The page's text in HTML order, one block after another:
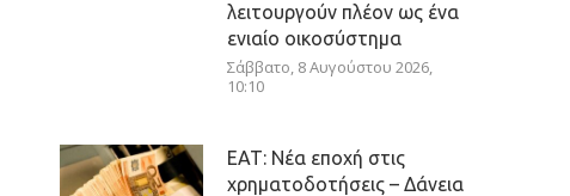
λειτουργούν πλέον ως ένα
ενιαίο οικοσύστημα
Σάββατο, 8 Αυγούστου 2026,
10:10
ΕΑΤ: Νέα εποχή στις
χρηματοδοτήσεις – Δάνεια